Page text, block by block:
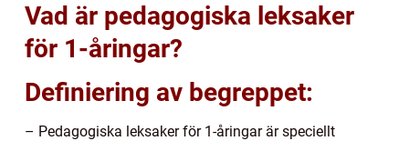
Vad är pedagogiska leksaker
för 1-åringar?
Definiering av begreppet:
– Pedagogiska leksaker för 1-åringar är speciellt